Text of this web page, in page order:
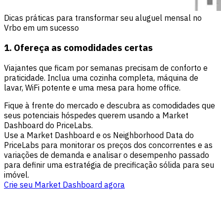
Dicas práticas para transformar seu aluguel mensal no
Vrbo em um sucesso
1. Ofereça as comodidades certas
Viajantes que ficam por semanas precisam de conforto e
praticidade. Inclua uma cozinha completa, máquina de
lavar, WiFi potente e uma mesa para home office.
Fique à frente do mercado e descubra as comodidades que
seus potenciais hóspedes querem usando a Market
Dashboard do PriceLabs.
Use a Market Dashboard e os Neighborhood Data do
PriceLabs para monitorar os preços dos concorrentes e as
variações de demanda e analisar o desempenho passado
para definir uma estratégia de precificação sólida para seu
imóvel.
Crie seu Market Dashboard agora